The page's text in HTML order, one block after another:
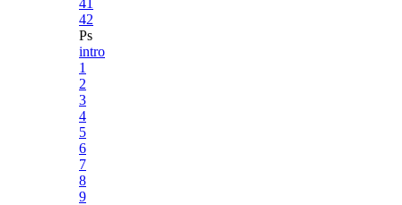
41
42
Ps
intro
1
2
3
4
5
6
7
8
9